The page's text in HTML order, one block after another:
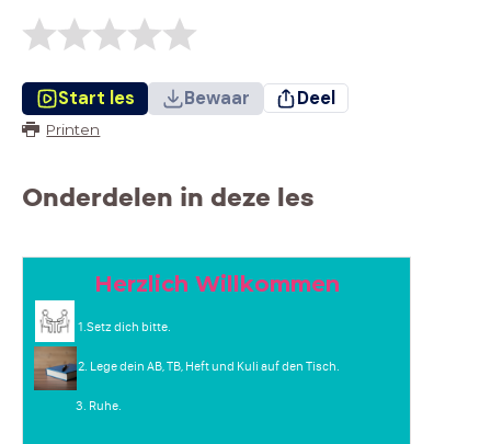
Start les Bewaar Deel
Printen
Onderdelen in deze les
Herzlich Willkommen
1.Setz dich bitte.
2. Lege dein AB, TB, Heft und Kuli auf den Tisch.
3. Ruhe.